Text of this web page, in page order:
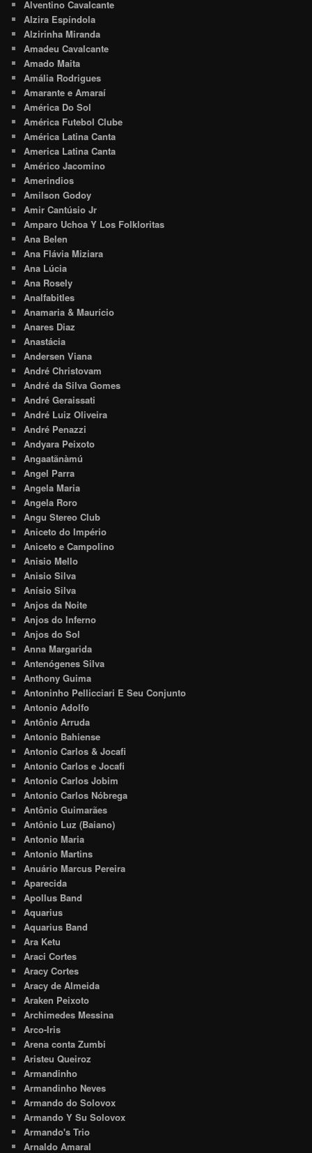
Alventino Cavalcante
Alzira Espíndola
Alzirinha Miranda
Amadeu Cavalcante
Amado Maita
Amália Rodrigues
Amarante e Amaraí
América Do Sol
América Futebol Clube
América Latina Canta
America Latina Canta
Américo Jacomino
Amerindios
Amilson Godoy
Amir Cantúsio Jr
Amparo Uchoa Y Los Folkloritas
Ana Belen
Ana Flávia Miziara
Ana Lúcia
Ana Rosely
Analfabitles
Anamaria & Maurício
Anares Diaz
Anastácia
Andersen Viana
André Christovam
André da Silva Gomes
André Geraissati
André Luiz Oliveira
André Penazzi
Andyara Peixoto
Angaatãnàmú
Angel Parra
Angela Maria
Angela Roro
Angu Stereo Club
Aniceto do Império
Aniceto e Campolino
Anisio Mello
Anisio Silva
Anísio Silva
Anjos da Noite
Anjos do Inferno
Anjos do Sol
Anna Margarida
Antenógenes Silva
Anthony Guima
Antoninho Pellicciari E Seu Conjunto
Antonio Adolfo
Antônio Arruda
Antonio Bahiense
Antonio Carlos & Jocafi
Antonio Carlos e Jocafi
Antonio Carlos Jobim
Antonio Carlos Nóbrega
Antônio Guimarães
Antônio Luz (Baiano)
Antonio Maria
Antonio Martins
Anuário Marcus Pereira
Aparecida
Apollus Band
Aquarius
Aquarius Band
Ara Ketu
Araci Cortes
Aracy Cortes
Aracy de Almeida
Araken Peixoto
Archimedes Messina
Arco-Iris
Arena conta Zumbi
Aristeu Queiroz
Armandinho
Armandinho Neves
Armando do Solovox
Armando Y Su Solovox
Armando's Trio
Arnaldo Amaral